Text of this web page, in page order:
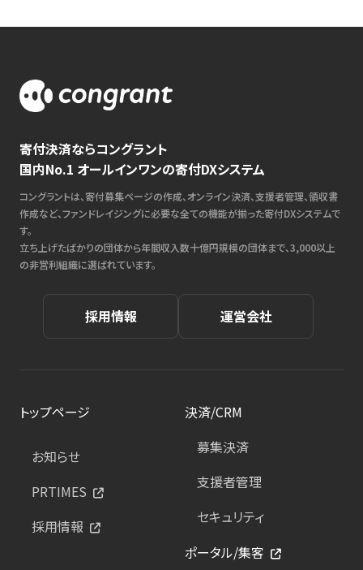
寄付決済ならコングラント
国内No.1 オールインワンの寄付DXシステム
コングラントは、寄付募集ページの作成、オンライン決済、支援者管理、領収書
作成など、ファンドレイジングに必要な全ての機能が揃った寄付DXシステムで
す。
立ち上げたばかりの団体から年間収入数十億円規模の団体まで、3,000以上
の非営利組織に選ばれています。
採用情報 運営会社
トップページ
お知らせ
PRTIMES
採用情報
決済/CRM
募集決済
支援者管理
セキュリティ
ポータル/集客